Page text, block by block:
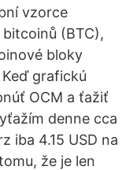
vzorce
(BTC),
bloky
grafickú
OCM a ťažiť
denne cca
iba 4.15 USD na
že je len